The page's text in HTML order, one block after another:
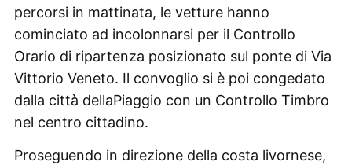
percorsi in mattinata, le vetture hanno
cominciato ad incolonnarsi per il Controllo
Orario di ripartenza posizionato sul ponte di Via
Vittorio Veneto. Il convoglio si è poi congedato
dalla città dellaPiaggio con un Controllo Timbro
nel centro cittadino.
Proseguendo in direzione della costa livornese,